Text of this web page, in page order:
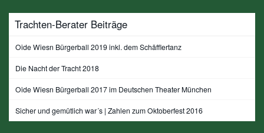
Trachten-Berater Beiträge
Oide Wiesn Bürgerball 2019 inkl. dem Schäfflertanz
Die Nacht der Tracht 2018
Oide Wiesn Bürgerball 2017 im Deutschen Theater München
Sicher und gemütlich war´s | Zahlen zum Oktoberfest 2016